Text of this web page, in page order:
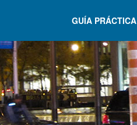
GUÍA PRÁCTICA